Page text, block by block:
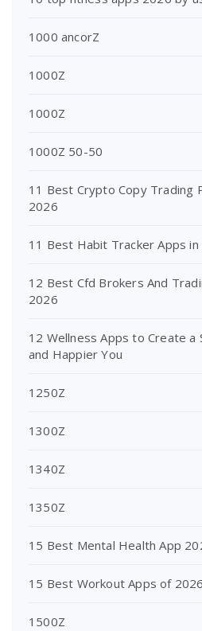
1000 ancorZ
1000Z
1000Z
1000Z 50-50
11 Best Crypto Copy Trading
2026
11 Best Habit Tracker Apps in
12 Best Cfd Brokers And
2026
12 Wellness Apps to Create
and Happier You
1250Z
1300Z
1340Z
1350Z
15 Best Mental Health App
15 Best Workout Apps of 2026
1500Z